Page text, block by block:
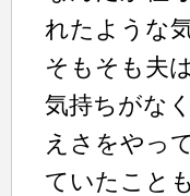
れたような
そもそも夫
気持ちがな
えさをやっ
ていたこと